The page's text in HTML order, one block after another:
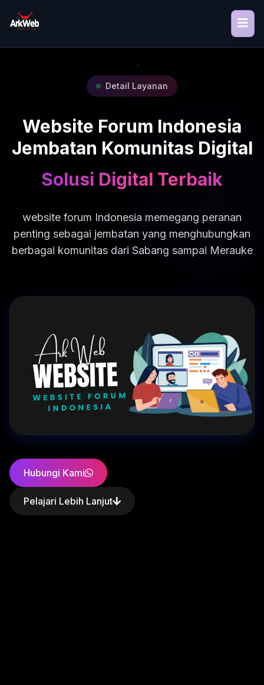
Detail Layanan
Website Forum Indonesia
Jembatan Komunitas Digital
Solusi Digital Terbaik
website forum Indonesia memegang peranan
penting sebagai jembatan yang menghubungkan
berbagai komunitas dari Sabang sampai Merauke
Hubungi Kami
Pelajari Lebih Lanjut